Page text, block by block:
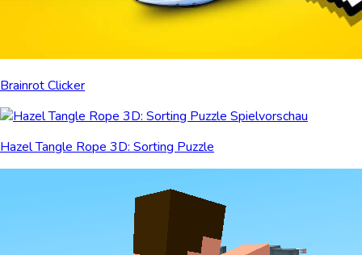
Brainrot Clicker
Hazel Tangle Rope 3D: Sorting Puzzle